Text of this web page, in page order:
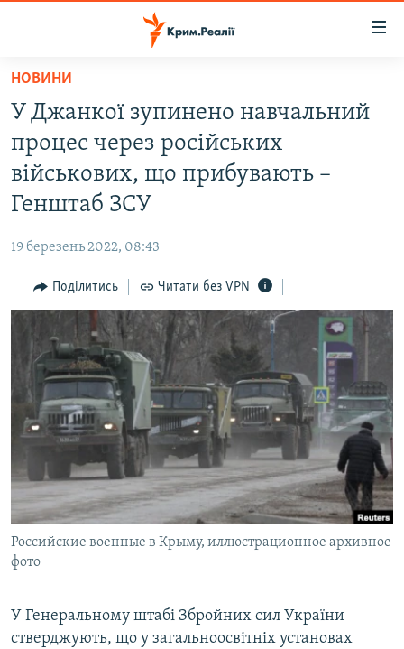
Перейти
основного
матеріалу
Перейти
до
основної
Перейти
пошуку
ВОДА.КРИМ
ВІДЕО ТА ФОТО
ПОЛІТИКА
ПОГЛЯД
ІНТЕРВ'Ю
ВСЕ ЗА ДЕНЬ
СПЕЦПРОЕКТИ
ДЕПОРТАЦІЯ
ВІДЕОУРОКИ «ELIFBE»
УКРАЇНСЬКА ПРОБЛЕМА КРИМУ
ІНФОГРАФІКА
ЯК ОБІЙТИ БЛОКУВАННЯ
Русский
Qırımtatar
ДОЛУЧАЙСЯ!
НОВИНИ
У Джанкої зупинено навчальний
процес через російських
військових, що прибувають –
Генштаб ЗСУ
19 березень 2022, 08:43
Поділитись Читати без VPN
Российские военные в Крыму, иллюстрационное архивное
фото
У Генеральному штабі Збройних сил України
стверджують, що у загальноосвітніх установах